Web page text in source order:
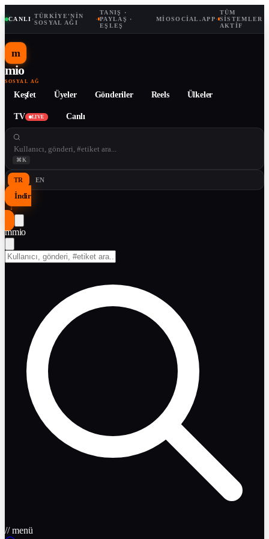
CANLI ·TÜRKIYE'NIN
SOSYAL AĞI
·
TANIŞ ·
PAYLAŞ ·
EŞLEŞ
MIOSOCIAL.APP·
TÜM
SISTEMLER
AKTIF
m
mio
SOSYAL AĞ
Keşfet Üyeler Gönderiler Reels Ülkeler
TV LIVE Canlı
⌘K
TR EN
İndir
↓
mmio
// menü